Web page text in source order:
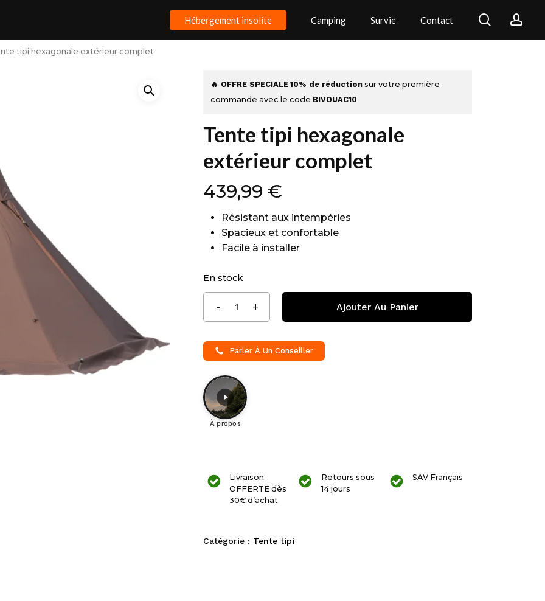
Hébergement insolite Camping Survie Contact search
tipi hexagonale extérieur complet
🔥 OFFRE SPECIALE 10% de réduction sur votre première
commande avec le code BIVOUAC10
Tente tipi hexagonale
extérieur complet
439,99 €
Résistant aux intempéries
Spacieux et confortable
Facile à installer
En stock
Ajouter Au Panier
Parler À Un Conseiller
À propos
Livraison
OFFERTE dès
30€ d’achat
Retours sous
14 jours
SAV Français
Catégorie : Tente tipi